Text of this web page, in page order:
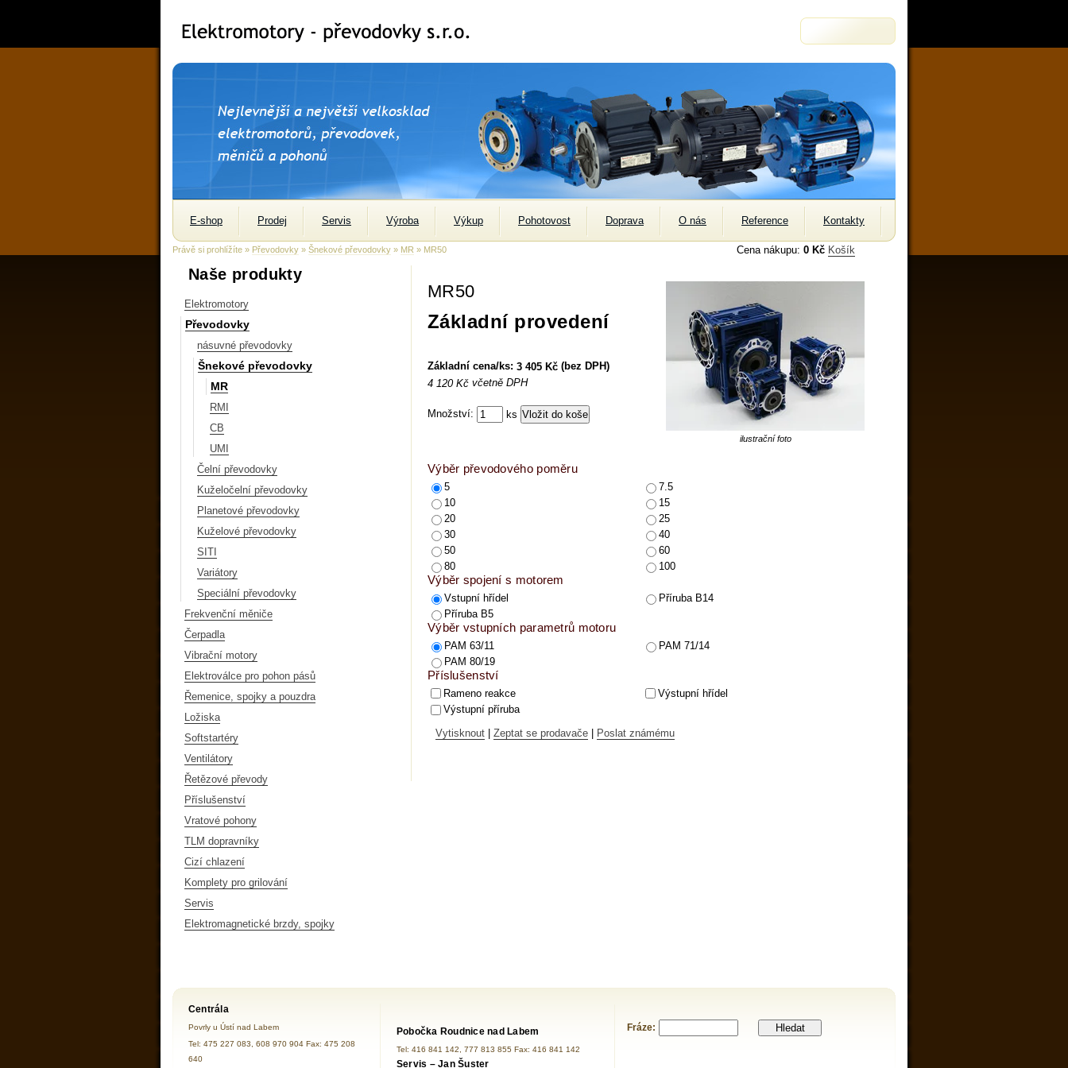
E-shop Prodej Servis Výroba Výkup Pohotovost Doprava O nás Reference Kontakty
Cena nákupu: 0 Kč Košík
Právě si prohlížíte » Převodovky » Šnekové převodovky » MR » MR50
Naše produkty
Elektromotory
Převodovky
násuvné převodovky
Šnekové převodovky
MR
RMI
CB
UMI
Čelní převodovky
Kuželočelní převodovky
Planetové převodovky
Kuželové převodovky
SITI
Variátory
Speciální převodovky
Frekvenční měniče
Čerpadla
Vibrační motory
Elektroválce pro pohon pásů
Řemenice, spojky a pouzdra
Ložiska
Softstartéry
Ventilátory
Řetězové převody
Příslušenství
Vratové pohony
TLM dopravníky
Cizí chlazení
Komplety pro grilování
Servis
Elektromagnetické brzdy, spojky
MR50
Základní provedení
Základní cena/ks: 3 405 Kč (bez DPH)
4 120 Kč včetně DPH
Množství: ks
ilustrační foto
Výběr převodového poměru
5
7.5
10
15
20
25
30
40
50
60
80
100
Výběr spojení s motorem
Vstupní hřídel
Příruba B14
Příruba B5
Výběr vstupních parametrů motoru
PAM 63/11
PAM 71/14
PAM 80/19
Příslušenství
Rameno reakce
Výstupní hřídel
Výstupní příruba
Vytisknout | Zeptat se prodavače | Poslat známému
Centrála
Povrly u Ústí nad Labem
Tel: 475 227 083, 608 970 904 Fax: 475 208
640
Pobočka Roudnice nad Labem
Tel: 416 841 142, 777 813 855 Fax: 416 841 142
Servis – Jan Šuster
Fráze: Hledat